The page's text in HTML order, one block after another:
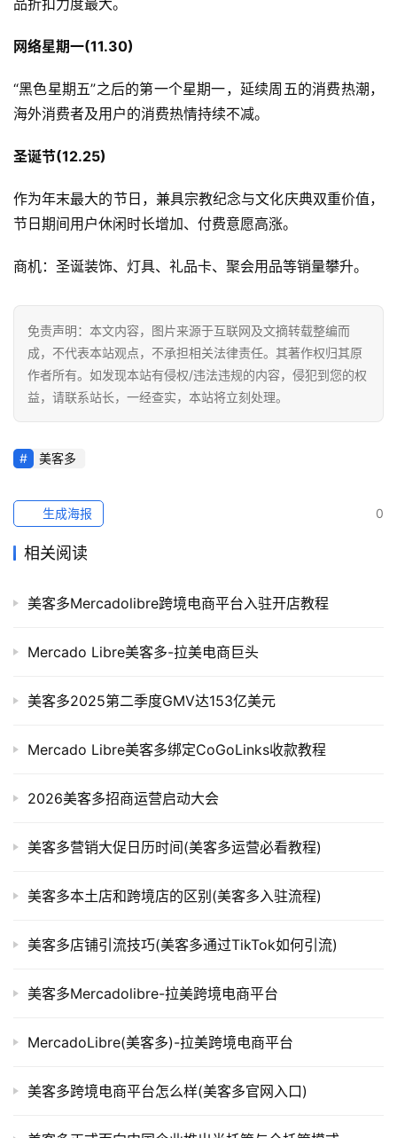
品折扣力度最大。
网络星期一(11.30)
“黑色星期五”之后的第一个星期一，延续周五的消费热潮，
海外消费者及用户的消费热情持续不减。
圣诞节(12.25)
作为年末最大的节日，兼具宗教纪念与文化庆典双重价值，
节日期间用户休闲时长增加、付费意愿高涨。
商机：圣诞装饰、灯具、礼品卡、聚会用品等销量攀升。
免责声明：本文内容，图片来源于互联网及文摘转载整编而
成，不代表本站观点，不承担相关法律责任。其著作权归其原
作者所有。如发现本站有侵权/违法违规的内容，侵犯到您的权
益，请联系站长，一经查实，本站将立刻处理。
美客多
0
生成海报
相关阅读
美客多Mercadolibre跨境电商平台入驻开店教程
Mercado Libre美客多-拉美电商巨头
美客多2025第二季度GMV达153亿美元
Mercado Libre美客多绑定CoGoLinks收款教程
2026美客多招商运营启动大会
美客多营销大促日历时间(美客多运营必看教程)
美客多本土店和跨境店的区别(美客多入驻流程)
美客多店铺引流技巧(美客多通过TikTok如何引流)
美客多Mercadolibre-拉美跨境电商平台
MercadoLibre(美客多)-拉美跨境电商平台
美客多跨境电商平台怎么样(美客多官网入口)